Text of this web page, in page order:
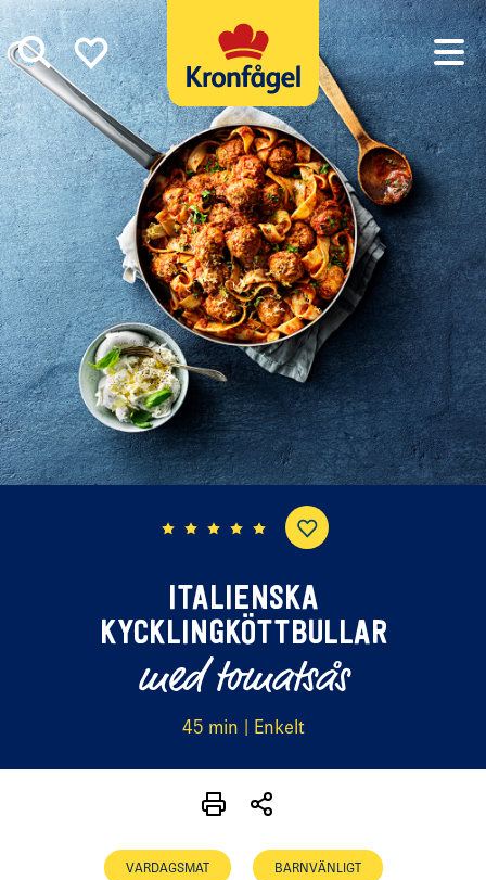
ITALIENSKA
KYCKLINGKÖTTBULLAR
med tomatsås
45 min | Enkelt
VARDAGSMAT BARNVÄNLIGT